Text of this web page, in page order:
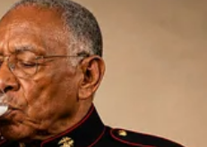
naučiti vjerovati sebi.